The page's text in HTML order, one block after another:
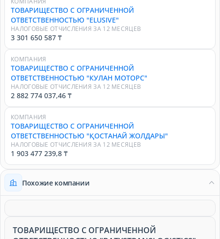
ТОВАРИЩЕСТВО С ОГРАНИЧЕННОЙ
ОТВЕТСТВЕННОСТЬЮ "ELUSIVE"
НАЛОГОВЫЕ ОТЧИСЛЕНИЯ ЗА 12 МЕСЯЦЕВ
3 301 650 587 ₸
КОМПАНИЯ
ТОВАРИЩЕСТВО С ОГРАНИЧЕННОЙ
ОТВЕТСТВЕННОСТЬЮ "КУЛАН МОТОРС"
НАЛОГОВЫЕ ОТЧИСЛЕНИЯ ЗА 12 МЕСЯЦЕВ
2 882 774 037,46 ₸
КОМПАНИЯ
ТОВАРИЩЕСТВО С ОГРАНИЧЕННОЙ
ОТВЕТСТВЕННОСТЬЮ "ҚОСТАНАЙ ЖОЛДАРЫ"
НАЛОГОВЫЕ ОТЧИСЛЕНИЯ ЗА 12 МЕСЯЦЕВ
1 903 477 239,8 ₸
Похожие компании
ТОВАРИЩЕСТВО С ОГРАНИЧЕННОЙ